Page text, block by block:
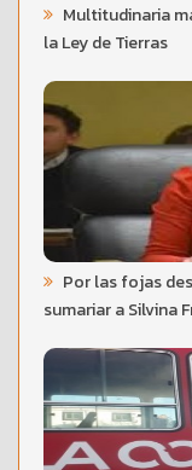
Multitudinaria
la Ley de Tierras
Por las fojas
sumariar a Silvina